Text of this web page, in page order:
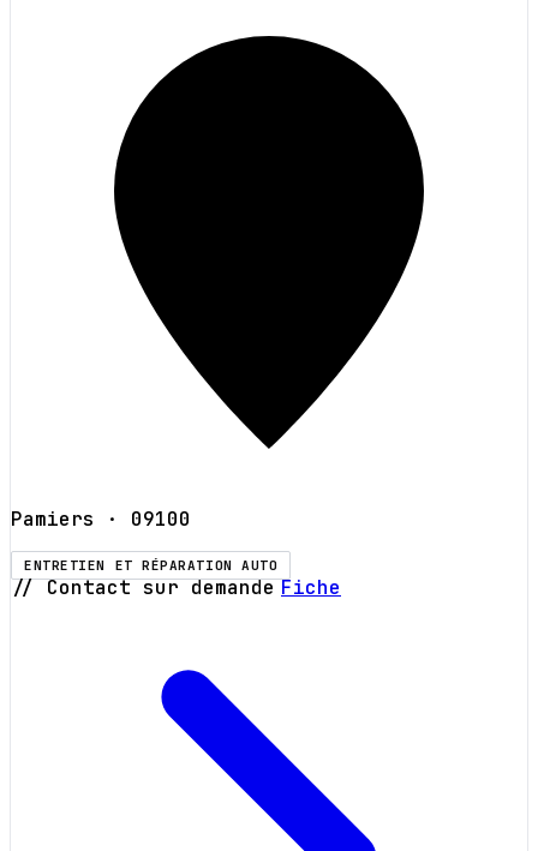
Pamiers · 09100
ENTRETIEN ET RÉPARATION AUTO
// Contact sur demande Fiche